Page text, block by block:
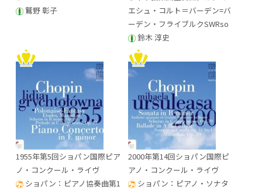
鷲野 彰子
エシュ・コルト＝バーデン=バ
ーデン・フライブルクSWRso
鈴木 淳史
1955年第5回ショパン国際ピア
ノ・コンクール・ライヴ
ショパン：ピアノ協奏曲第1
2000年第14回ショパン国際ピ
アノ・コンクール・ライヴ
ショパン：ピアノ・ソナタ